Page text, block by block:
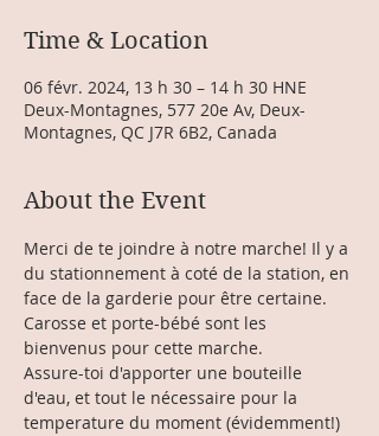
Time & Location
06 févr. 2024, 13 h 30 – 14 h 30 HNE
Deux-Montagnes, 577 20e Av, Deux-
Montagnes, QC J7R 6B2, Canada
About the Event
Merci de te joindre à notre marche! Il y a
du stationnement à coté de la station, en
face de la garderie pour être certaine.
Carosse et porte-bébé sont les
bienvenus pour cette marche.
Assure-toi d'apporter une bouteille
d'eau, et tout le nécessaire pour la
temperature du moment (évidemment!)